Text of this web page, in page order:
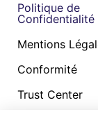
Politique de
Confidentialité
Mentions
Conformité
Trust Center